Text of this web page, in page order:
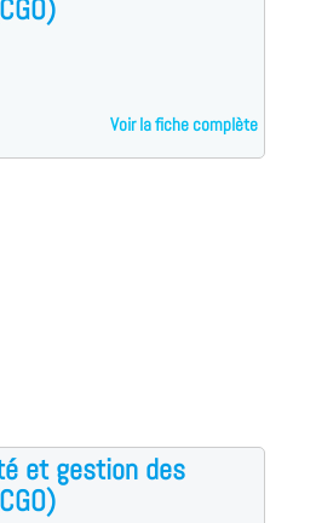
Voir la fiche complète
et gestion des